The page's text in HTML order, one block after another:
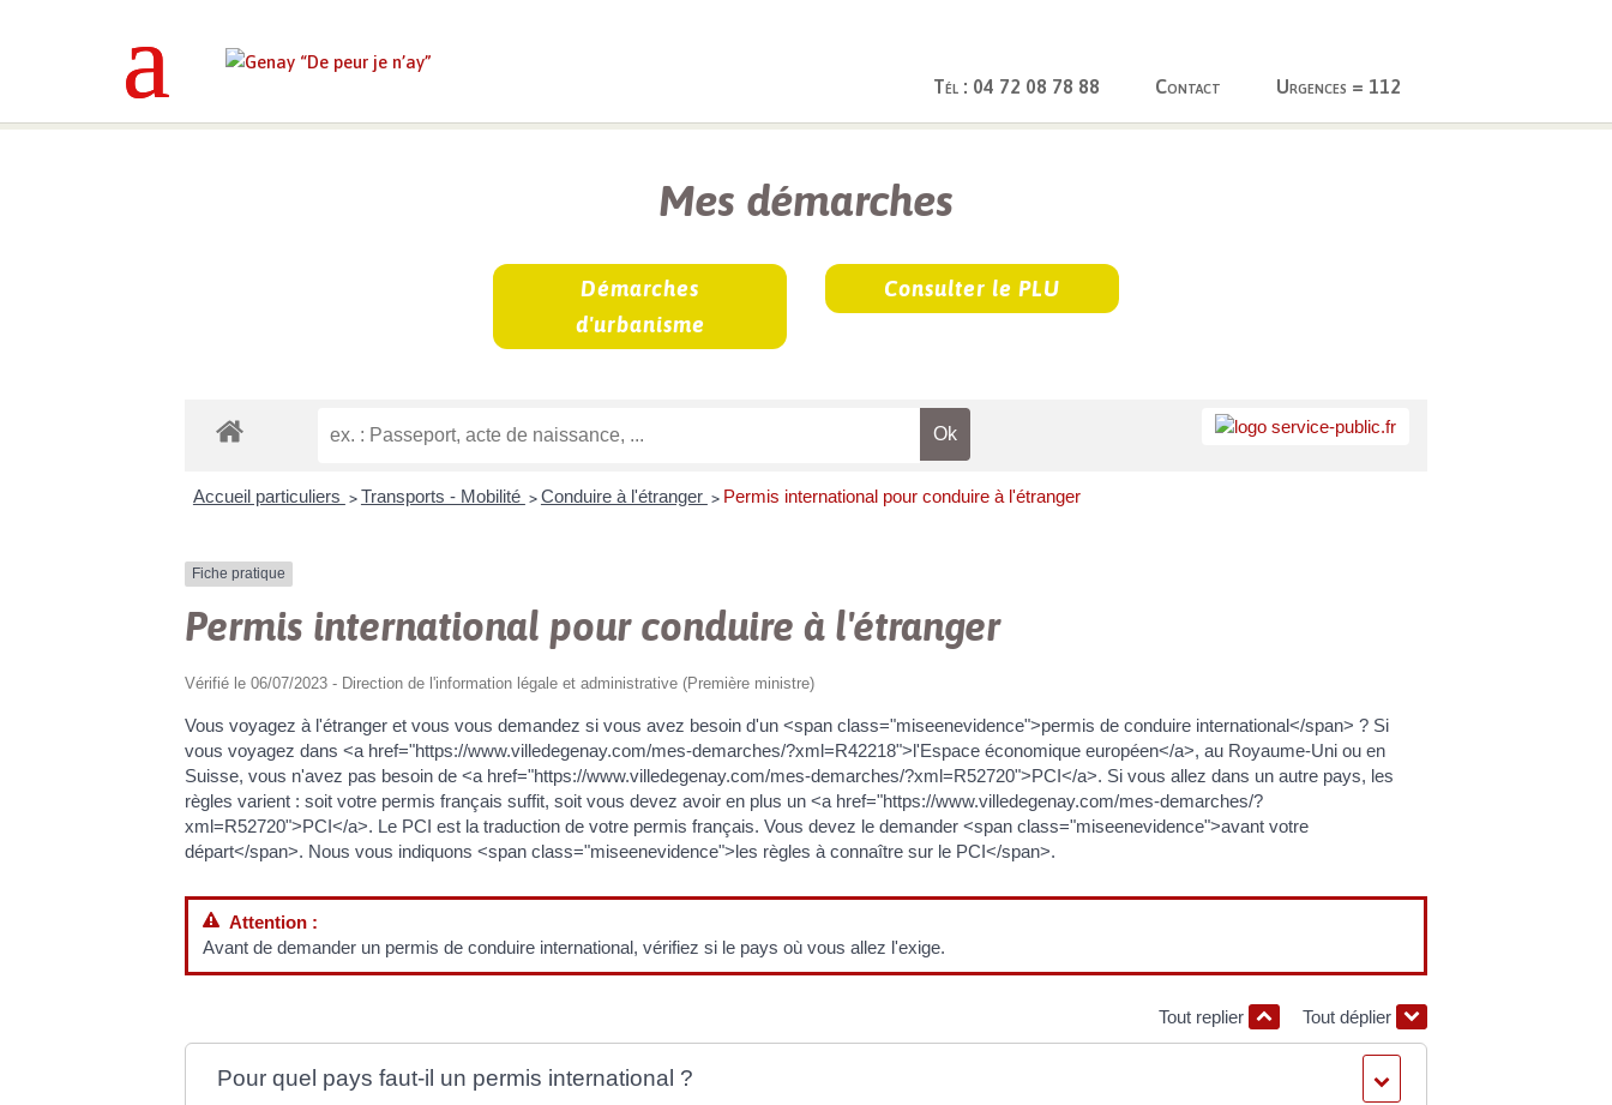
Tél : 04 72 08 78 88 Contact Urgences = 112
Mes démarches
Démarches
d'urbanisme
Consulter le PLU
Accueil particuliers > Transports - Mobilité > Conduire à l'étranger > Permis international pour conduire à l'étranger
Fiche pratique
Permis international pour conduire à l'étranger
Vérifié le 06/07/2023 - Direction de l'information légale et administrative (Première ministre)
Vous voyagez à l'étranger et vous vous demandez si vous avez besoin d'un <span class="miseenevidence">permis de conduire international</span> ? Si
vous voyagez dans <a href="https://www.villedegenay.com/mes-demarches/?xml=R42218">l'Espace économique européen</a>, au Royaume-Uni ou en
Suisse, vous n'avez pas besoin de <a href="https://www.villedegenay.com/mes-demarches/?xml=R52720">PCI</a>. Si vous allez dans un autre pays, les
règles varient : soit votre permis français suffit, soit vous devez avoir en plus un <a href="https://www.villedegenay.com/mes-demarches/?
xml=R52720">PCI</a>. Le PCI est la traduction de votre permis français. Vous devez le demander <span class="miseenevidence">avant votre
départ</span>. Nous vous indiquons <span class="miseenevidence">les règles à connaître sur le PCI</span>.
Attention :
Avant de demander un permis de conduire international, vérifiez si le pays où vous allez l'exige.
Tout replier Tout déplier
Pour quel pays faut-il un permis international ?